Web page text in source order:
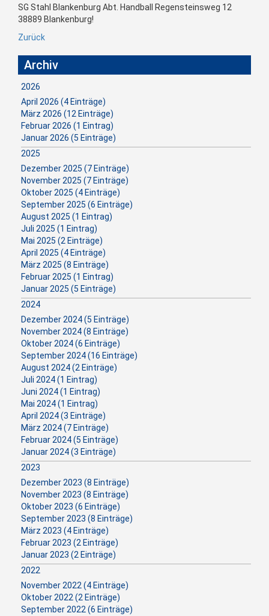
SG Stahl Blankenburg Abt. Handball Regensteinsweg 12
38889 Blankenburg!
Zurück
Archiv
2026
April 2026 (4 Einträge)
März 2026 (12 Einträge)
Februar 2026 (1 Eintrag)
Januar 2026 (5 Einträge)
2025
Dezember 2025 (7 Einträge)
November 2025 (7 Einträge)
Oktober 2025 (4 Einträge)
September 2025 (6 Einträge)
August 2025 (1 Eintrag)
Juli 2025 (1 Eintrag)
Mai 2025 (2 Einträge)
April 2025 (4 Einträge)
März 2025 (8 Einträge)
Februar 2025 (1 Eintrag)
Januar 2025 (5 Einträge)
2024
Dezember 2024 (5 Einträge)
November 2024 (8 Einträge)
Oktober 2024 (6 Einträge)
September 2024 (16 Einträge)
August 2024 (2 Einträge)
Juli 2024 (1 Eintrag)
Juni 2024 (1 Eintrag)
Mai 2024 (1 Eintrag)
April 2024 (3 Einträge)
März 2024 (7 Einträge)
Februar 2024 (5 Einträge)
Januar 2024 (3 Einträge)
2023
Dezember 2023 (8 Einträge)
November 2023 (8 Einträge)
Oktober 2023 (6 Einträge)
September 2023 (8 Einträge)
März 2023 (4 Einträge)
Februar 2023 (2 Einträge)
Januar 2023 (2 Einträge)
2022
November 2022 (4 Einträge)
Oktober 2022 (2 Einträge)
September 2022 (6 Einträge)